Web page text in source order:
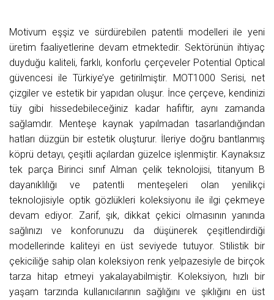
Motivum eşşiz ve sürdürebilen patentli modelleri ile yeni
üretim faaliyetlerine devam etmektedir. Sektörünün ihtiyaç
duyduğu kaliteli, farklı, konforlu çerçeveler Potential Optical
güvencesi ile Türkiye’ye getirilmiştir. MOT1000 Serisi, net
çizgiler ve estetik bir yapıdan oluşur. İnce çerçeve, kendinizi
tüy gibi hissedebileceğiniz kadar hafiftir, aynı zamanda
sağlamdır. Menteşe kaynak yapılmadan tasarlandığından
hatları düzgün bir estetik oluşturur. İleriye doğru bantlanmış
köprü detayı, çeşitli açılardan güzelce işlenmiştir. Kaynaksız
tek parça Birinci sınıf Alman çelik teknolojisi, titanyum B
dayanıklılığı ve patentli menteşeleri olan yenilikçi
teknolojisiyle optik gözlükleri koleksiyonu ile ilgi çekmeye
devam ediyor. Zarif, şık, dikkat çekici olmasının yanında
sağlınızı ve konforunuzu da düşünerek çeşitlendirdiği
modellerinde kaliteyi en üst seviyede tutuyor. Stilistik bir
çekiciliğe sahip olan koleksiyon renk yelpazesiyle de birçok
tarza hitap etmeyi yakalayabilmiştir. Koleksiyon, hızlı bir
yaşam tarzında kullanıcılarının sağlığını ve şıklığını en üst